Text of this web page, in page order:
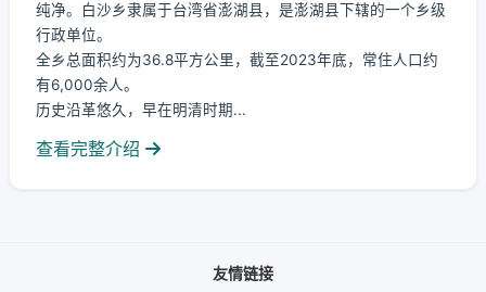
纯净。白沙乡隶属于台湾省澎湖县，是澎湖县下辖的一个乡级
行政单位。
全乡总面积约为36.8平方公里，截至2023年底，常住人口约
有6,000余人。
历史沿革悠久，早在明清时期...
查看完整介绍
友情链接